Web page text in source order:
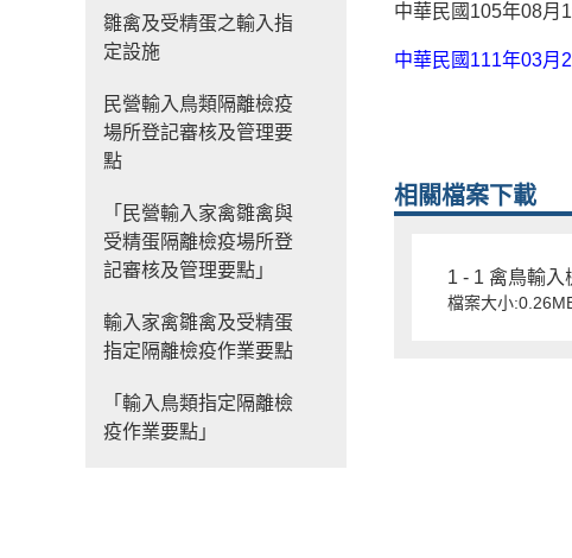
雛禽及受精蛋之輸入指
定設施
民營輸入鳥類隔離檢疫
場所登記審核及管理要
點
「民營輸入家禽雛禽與
受精蛋隔離檢疫場所登
記審核及管理要點」
輸入家禽雛禽及受精蛋
指定隔離檢疫作業要點
「輸入鳥類指定隔離檢
疫作業要點」
中華民國105年08月
中華民國111年03月
相關檔案下載
1 - 1 禽鳥輸入
檔案大小